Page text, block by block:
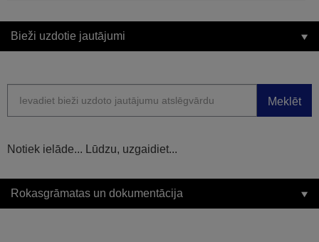
Bieži uzdotie jautājumi
Meklēt
Notiek ielāde... Lūdzu, uzgaidiet...
Rokasgrāmatas un dokumentācija